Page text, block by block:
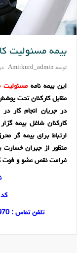
بیمه مسئولیت
توسط Amirkurd_admin در
این بیمه نامهمسئولیت
مقابل کارکنان تحت
در جریان انجام کار
کارکنان شاغل بیمه
ارتباط برای بیمه گر
منظور از جبران
غرامت نقص عضو و فوت
کد
تلفن تماس : 33665970-087 و 09187956250